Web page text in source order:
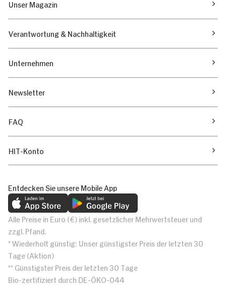
Unser Magazin
Verantwortung & Nachhaltigkeit
Unternehmen
Newsletter
FAQ
HIT-Konto
Entdecken Sie unsere Mobile App
Alle Preise in Euro (€) inkl. gesetzlicher Mehrwertsteuer und
zzgl. Pfand.
* Wiederholt günstig: Unser günstigster Preis der letzten 30
Tage (Aktion)
** Günstigster Preis der letzten 30 Tage
Bio-zertifiziert durch DE-ÖKO-044